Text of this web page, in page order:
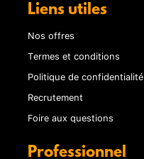
Liens utiles
Nos offres
Termes et conditions
Politique de confidentialité
Recrutement
Foire aux questions
Professionnel